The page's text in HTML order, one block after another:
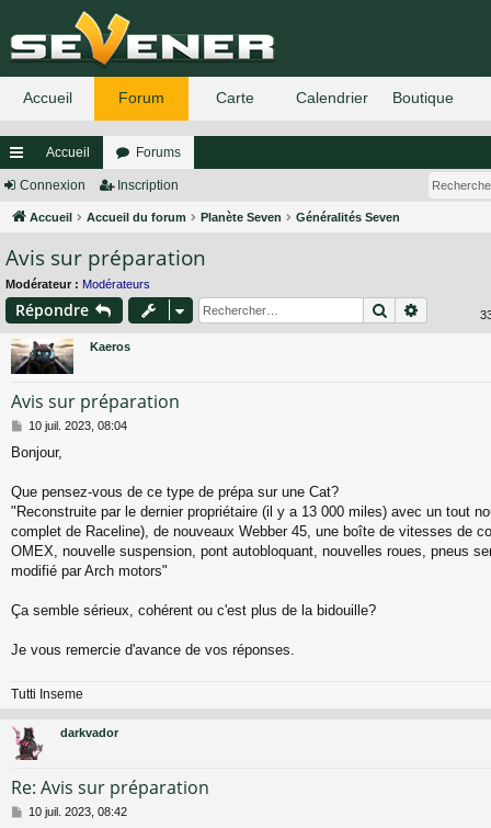
ac
co
ur
ci
Accueil Forums
Connexion Inscription
Accueil Accueil du forum Planète Seven Généralités Seven
Avis sur préparation
Modérateur : Modérateurs
Répondre Rechercher
Kaeros
Avis sur préparation
M
s
a
g
10 juil. 2023, 08:04
Bonjour,
Que pensez-vous de ce type de prépa sur une Cat?
"Reconstruite par le dernier propriétaire (il y a 13 000 miles) avec un tout
complet de Raceline), de nouveaux Webber 45, une boîte de vitesses de
OMEX, nouvelle suspension, pont autobloquant, nouvelles roues, pneus
modifié par Arch motors"
Ça semble sérieux, cohérent ou c'est plus de la bidouille?
Je vous remercie d'avance de vos réponses.
Tutti Inseme
darkvador
Re: Avis sur préparation
M10 juil. 2023, 08:42